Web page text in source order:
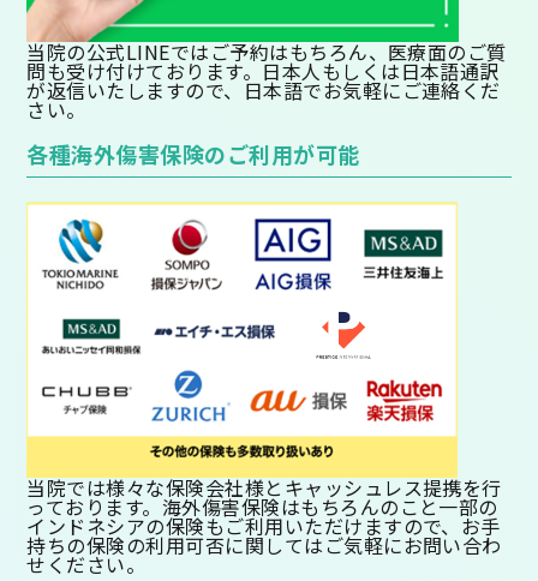
当院の公式LINEではご予約はもちろん、医療面のご質
問も受け付けております。日本人もしくは日本語通訳
が返信いたしますので、日本語でお気軽にご連絡くだ
さい。
各種海外傷害保険のご利用が可能
当院では様々な保険会社様とキャッシュレス提携を行
っております。海外傷害保険はもちろんのこと一部の
インドネシアの保険もご利用いただけますので、お手
持ちの保険の利用可否に関してはご気軽にお問い合わ
せください。